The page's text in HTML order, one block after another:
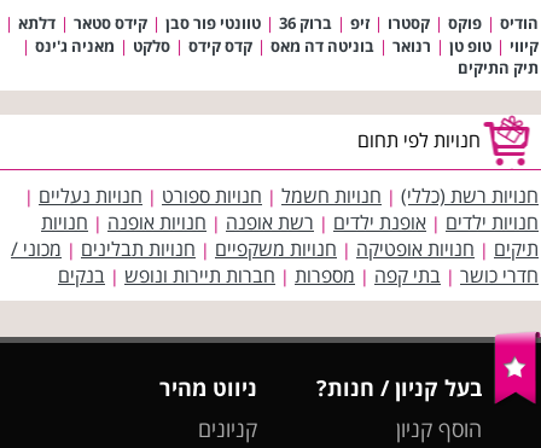
הודיס | פוקס | קסטרו | זיפ | ברוק 36 | טוונטי פור סבן | קידס סטאר | דלתא |
קיווי | טופ טן | רנואר | בוניטה דה מאס | קדס קידס | סלקט | מאניה ג'ינס |
תיק התיקים
חנויות לפי תחום
חנויות רשת (כללי) | חנויות חשמל | חנויות ספורט | חנויות נעליים |
חנויות ילדים | אופנת ילדים | רשת אופנה | חנויות אופנה | חנויות
תיקים | חנויות אופטיקה | חנויות משקפיים | חנויות תבלינים | מכוני /
חדרי כושר | בתי קפה | מספרות | חברות תיירות ונופש | בנקים
בעל קניון / חנות?
הוסף קניון
ניווט מהיר
קניונים